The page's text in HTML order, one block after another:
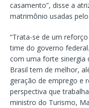
casamento”, disse a
matrimônio usadas
“Trata-se de um
time do governo
com uma forte sinergia
Brasil tem de melhor,
geração de emprego e
perspectiva que
ministro do Turismo,